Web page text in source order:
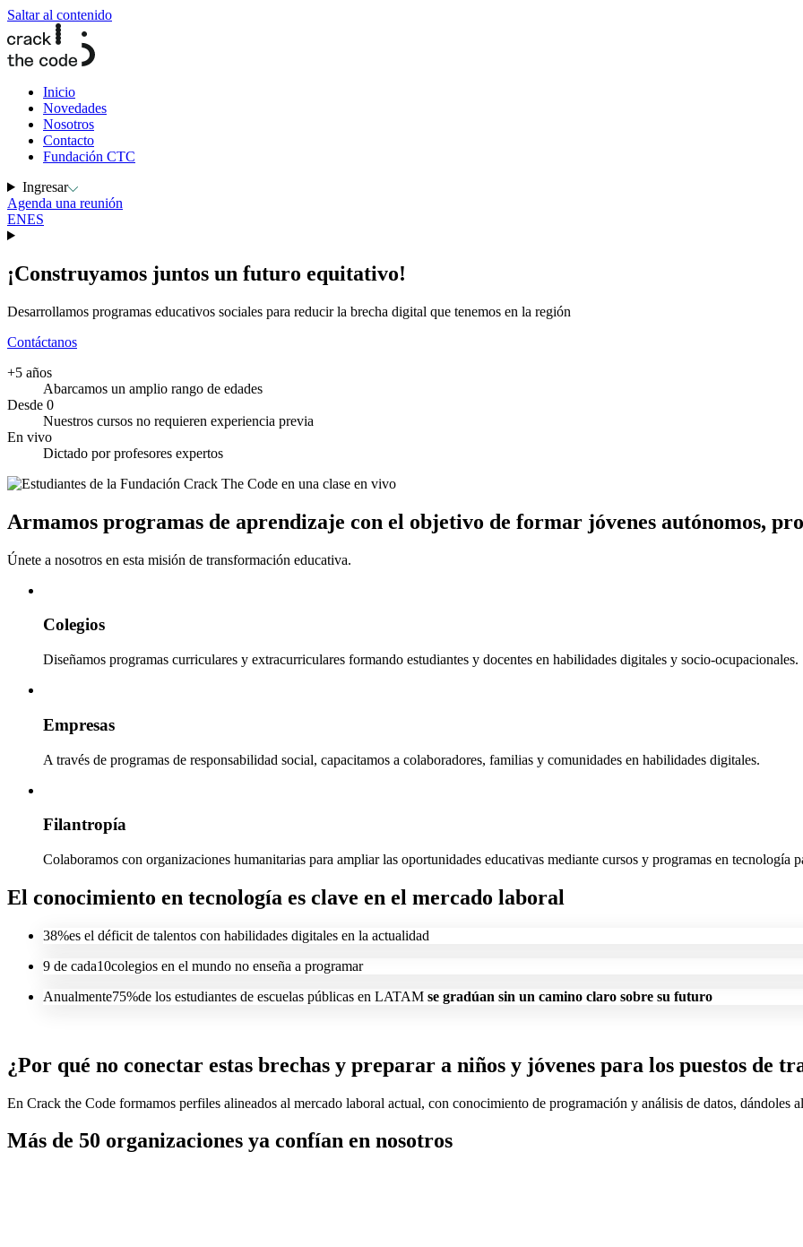
Saltar al contenido
Inicio
Novedades
Nosotros
Contacto
Fundación CTC
Ingresar
Agenda una reunión
ENES
¡Construyamos juntos un futuro equitativo!
Desarrollamos programas educativos sociales para reducir la brecha digital que tenemos en la región
Contáctanos
+5 años
Abarcamos un amplio rango de edades
Desde 0
Nuestros cursos no requieren experiencia previa
En vivo
Dictado por profesores expertos
Armamos programas de aprendizaje con el objetivo de formar jóvenes autónomos,
Únete a nosotros en esta misión de transformación educativa.
Colegios
Diseñamos programas curriculares y extracurriculares formando estudiantes y docentes en habilidades digitales y socio-ocupacionales.
Empresas
A través de programas de responsabilidad social, capacitamos a colaboradores, familias y comunidades en habilidades digitales.
Filantropía
Colaboramos con organizaciones humanitarias para ampliar las oportunidades educativas mediante cursos y programas en tecnología
El conocimiento en tecnología es clave en el mercado laboral
38%es el déficit de talentos con habilidades digitales en la actualidad
9 de cada10colegios en el mundo no enseña a programar
Anualmente75%de los estudiantes de escuelas públicas en LATAM se gradúan sin un camino claro sobre su futuro
¿Por qué no conectar estas brechas y preparar a niños y jóvenes para los puestos de
En Crack the Code formamos perfiles alineados al mercado laboral actual, con conocimiento de programación y análisis de datos, dándoles
Más de 50 organizaciones ya confían en nosotros